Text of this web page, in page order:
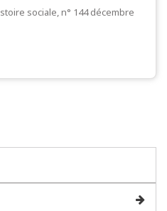
sociale, n° 144 décembre